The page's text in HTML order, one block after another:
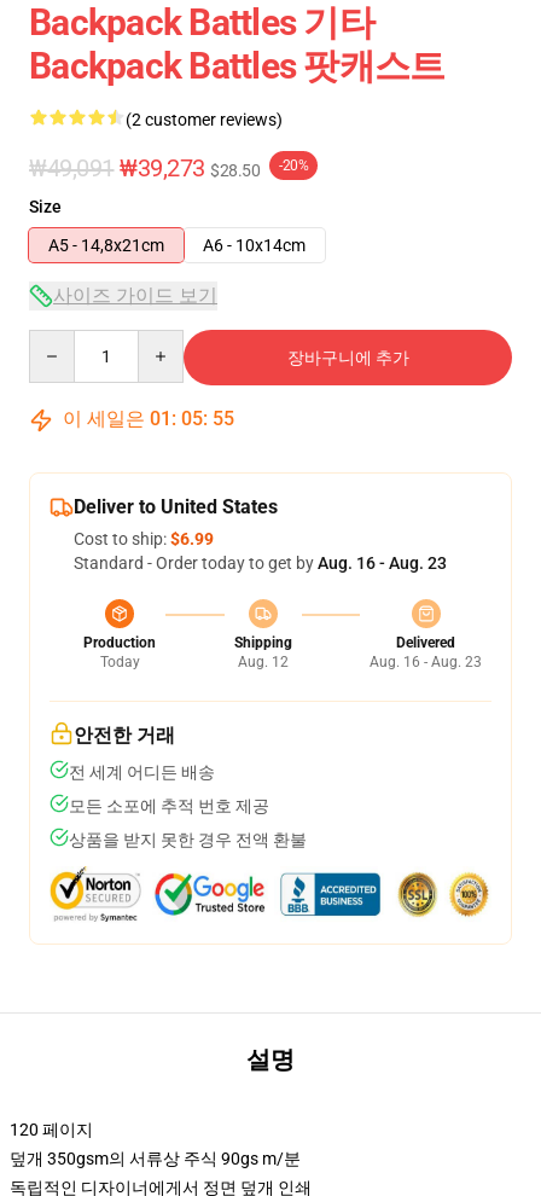
Backpack Battles 기타
Backpack Battles 팟캐스트
(2 customer reviews)
₩49,091 ₩39,273 $28.50 -20%
Size
A5 - 14,8x21cm
A6 - 10x14cm
사이즈 가이드 보기
장바구니에 추가
이 세일은 01 : 05: 54
Deliver to United States
Cost to ship:$6.99
Standard - Order today to get byAug. 16 - Aug. 23
Production
Today
Shipping
Aug. 12
Delivered
Aug. 16 - Aug. 23
안전한 거래
전 세계 어디든 배송
모든 소포에 추적 번호 제공
상품을 받지 못한 경우 전액 환불
설명
120 페이지
덮개 350gsm의 서류상 주식 90gs m/분
독립적인 디자이너에게서 정면 덮개 인쇄